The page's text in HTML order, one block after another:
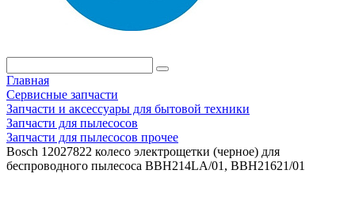
Главная
Сервисные запчасти
Запчасти и аксессуары для бытовой техники
Запчасти для пылесосов
Запчасти для пылесосов прочее
Bosch 12027822 колесо электрощетки (черное) для
беспроводного пылесоса BBH214LA/01, BBH21621/01